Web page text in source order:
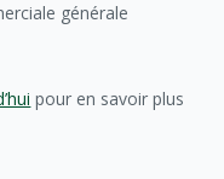
générale
pour en savoir plus